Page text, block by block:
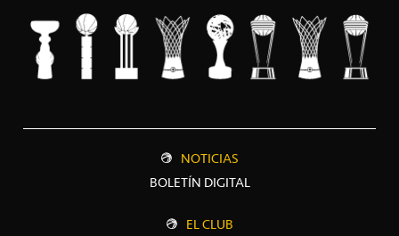
NOTICIAS
BOLETÍN DIGITAL
EL CLUB